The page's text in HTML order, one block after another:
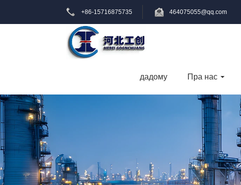
+86-15716875735 464075055@qq.com
дадому Пра нас